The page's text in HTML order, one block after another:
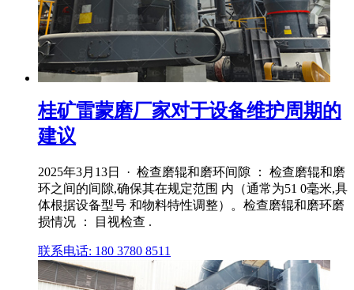
桂矿雷蒙磨厂家对于设备维护周期的
建议
2025年3月13日 · 检查磨辊和磨环间隙 ： 检查磨辊和磨
环之间的间隙,确保其在规定范围 内（通常为51 0毫米,具
体根据设备型号 和物料特性调整）。检查磨辊和磨环磨
损情况 ： 目视检查 .
联系电话: 180 3780 8511